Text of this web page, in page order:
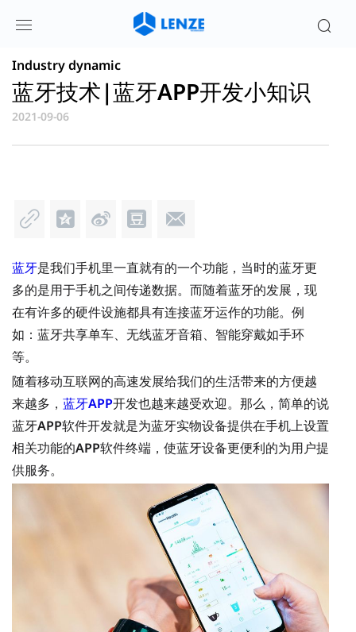
蓝牙芯片、蓝牙芯片方案和物联网芯片方
案最新资讯| 伦茨科技
Industry dynamic
蓝牙技术|蓝牙APP开发小知识
2021-09-06
蓝牙是我们手机里一直就有的一个功能，当时的蓝牙更
多的是用于手机之间传递数据。而随着蓝牙的发展，现
在有许多的硬件设施都具有连接蓝牙运作的功能。例
如：蓝牙共享单车、无线蓝牙音箱、智能穿戴如手环
等。
随着移动互联网的高速发展给我们的生活带来的方便越
来越多， 蓝牙APP开发也越来越受欢迎。那么，简单的说
蓝牙APP软件开发就是为蓝牙实物设备提供在手机上设置
相关功能的APP软件终端，使蓝牙设备更便利的为用户提
供服务。